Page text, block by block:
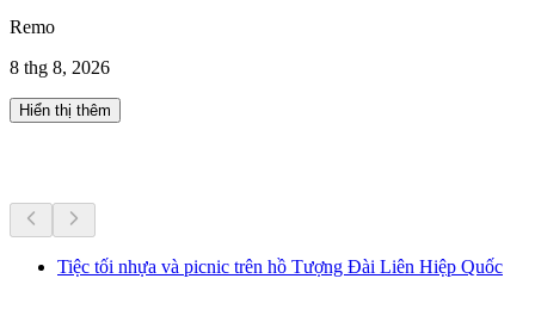
Remo
8 thg 8, 2026
Hiển thị thêm
Tiệc tối nhựa và picnic trên hồ Tượng Đài Liên Hiệp Quốc